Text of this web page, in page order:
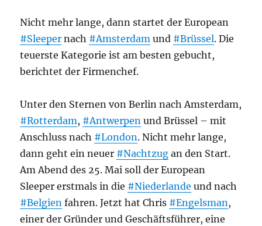
Nicht mehr lange, dann startet der European
#Sleeper nach #Amsterdam und #Brüssel. Die
teuerste Kategorie ist am besten gebucht,
berichtet der Firmenchef.
Unter den Sternen von Berlin nach Amsterdam,
#Rotterdam, #Antwerpen und Brüssel – mit
Anschluss nach #London. Nicht mehr lange,
dann geht ein neuer #Nachtzug an den Start.
Am Abend des 25. Mai soll der European
Sleeper erstmals in die #Niederlande und nach
#Belgien fahren. Jetzt hat Chris #Engelsman,
einer der Gründer und Geschäftsführer, eine